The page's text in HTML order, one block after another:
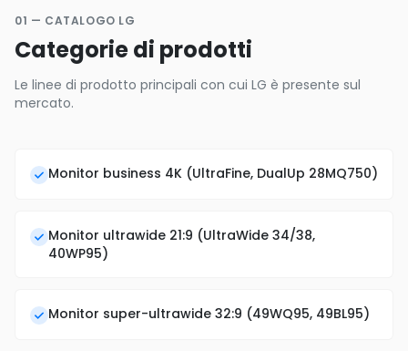
01 — CATALOGO LG
Categorie di prodotti
Le linee di prodotto principali con cui LG è presente sul
mercato.
Monitor business 4K (UltraFine, DualUp 28MQ750)
Monitor ultrawide 21:9 (UltraWide 34/38,
40WP95)
Monitor super-ultrawide 32:9 (49WQ95, 49BL95)